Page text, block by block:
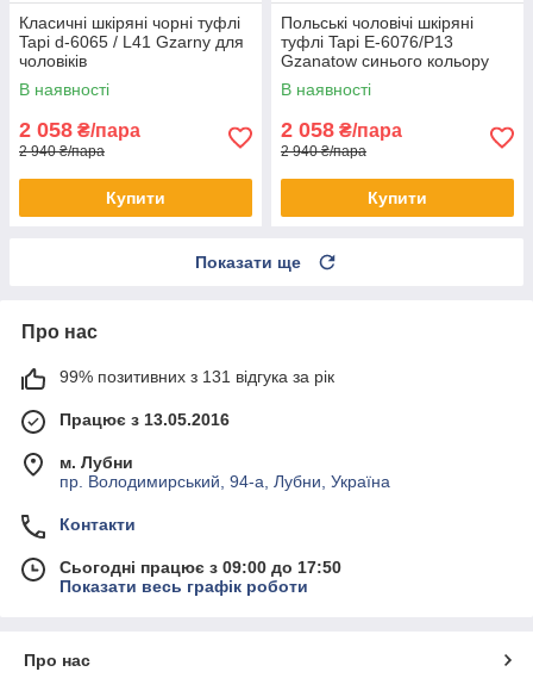
Класичні шкіряні чорні туфлі
Tapi d-6065 / L41 Gzarny для
чоловіків
В наявності
2 058 ₴/пара
2 940 ₴/пара
Купити
Польські чоловічі шкіряні
туфлі Tapi E-6076/P13
Gzanatow синього кольору
В наявності
2 058 ₴/пара
2 940 ₴/пара
Купити
Показати ще
Про нас
99% позитивних з 131 відгука за рік
Працює з 13.05.2016
м. Лубни
пр. Володимирський, 94-а, Лубни, Україна
Контакти
Сьогодні працює з 09:00 до 17:50
Показати весь графік роботи
Про нас